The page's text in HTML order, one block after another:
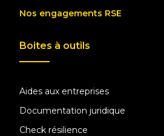
Nos engagements RSE
Boites à outils
Aides aux entreprises
Documentation juridique
Check résilience